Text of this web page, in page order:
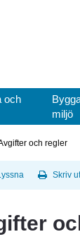
och
miljö
och regler
Skriv ut